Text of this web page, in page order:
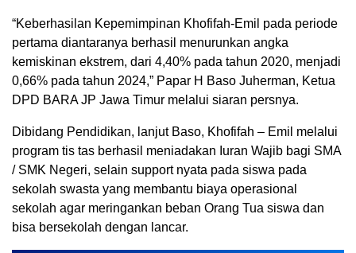
“Keberhasilan Kepemimpinan Khofifah-Emil pada periode
pertama diantaranya berhasil menurunkan angka
kemiskinan ekstrem, dari 4,40% pada tahun 2020, menjadi
0,66% pada tahun 2024,” Papar H Baso Juherman, Ketua
DPD BARA JP Jawa Timur melalui siaran persnya.
Dibidang Pendidikan, lanjut Baso, Khofifah – Emil melalui
program tis tas berhasil meniadakan Iuran Wajib bagi SMA
/ SMK Negeri, selain support nyata pada siswa pada
sekolah swasta yang membantu biaya operasional
sekolah agar meringankan beban Orang Tua siswa dan
bisa bersekolah dengan lancar.